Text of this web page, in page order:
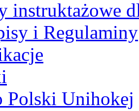
instruktażowe
i Regulaminy
Polski Unihokej